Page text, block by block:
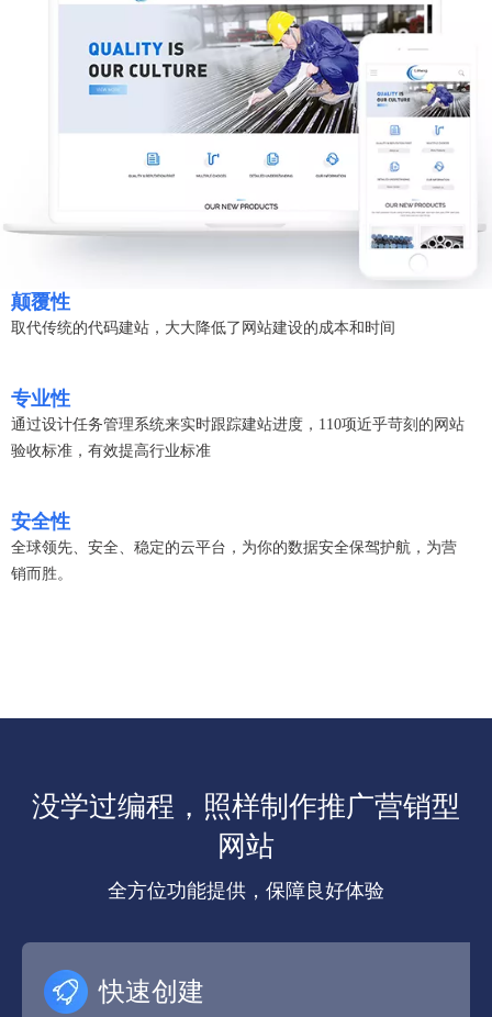
颠覆性
取代传统的代码建站，大大降低了网站建设的成本和时间
专业性
通过设计任务管理系统来实时跟踪建站进度，110项近乎苛刻的网站
验收标准，有效提高行业标准
安全性
全球领先、安全、稳定的云平台，为你的数据安全保驾护航，为营
销而胜。
没学过编程，照样制作推广营销型
网站
全方位功能提供，保障良好体验
快速创建